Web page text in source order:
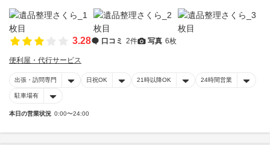
3.28 口コミ 2件 写真 6枚
便利屋・代行サービス
出張・訪問専門 日祝OK 21時以降OK 24時間営業
駐車場有
本日の営業状況 0:00〜24:00